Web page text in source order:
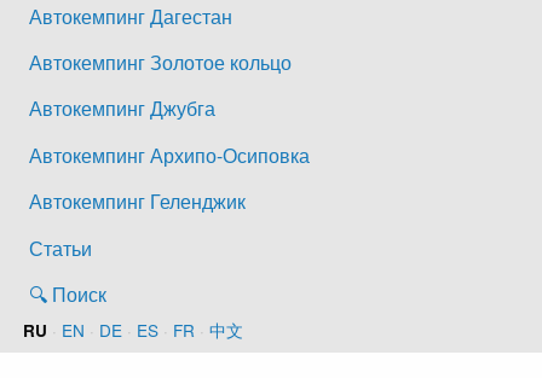
Автокемпинг Дагестан
Автокемпинг Золотое кольцо
Автокемпинг Джубга
Автокемпинг Архипо-Осиповка
Автокемпинг Геленджик
Статьи
🔍 Поиск
RU · EN · DE · ES · FR · 中文